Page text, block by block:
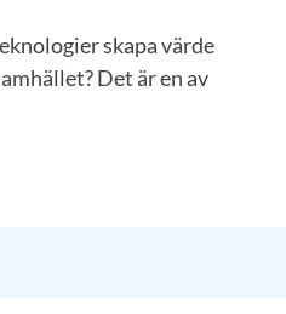
skapa värde
Det är en av